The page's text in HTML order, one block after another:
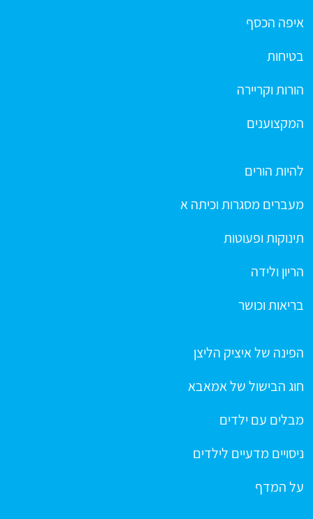
איפה הכסף
בטיחות
הורות וקריירה
המקצוענים
להיות הורים
מעברים מסגרות וכיתה א
תינוקות ופעוטות
הריון ולידה
בריאות וכושר
הפינה של איציק הליצן
חוג הבישול של אמאבא
מבלים עם ילדים
ניסויים מדעיים לילדים
על המדף